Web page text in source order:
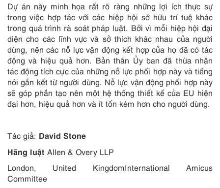
Dự án này minh họa rất rõ ràng những lợi ích thực sự
trong việc hợp tác với các hiệp hội sở hữu trí tuệ khác
trong quá trình rà soát pháp luật. Bởi vì mỗi hiệp hội đại
diện cho các lĩnh vực và sở thích khác nhau của người
dùng, nên các nỗ lực vận động kết hợp của họ đã có tác
động và hiệu quả hơn. Bản thân Ủy ban đã thừa nhận
tác động tích cực của những nỗ lực phối hợp này và tiếng
nói gắn kết từ người dùng. Nỗ lực vận động phối hợp này
sẽ góp phần tạo nên một hệ thống thiết kế của EU hiện
đại hơn, hiệu quả hơn và ít tốn kém hơn cho người dùng.
Tác giả: David Stone
Hãng luật Allen & Overy LLP
London, United KingdomInternational Amicus
Committee